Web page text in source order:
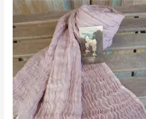
ス
ル
入
荷
し
ま
し